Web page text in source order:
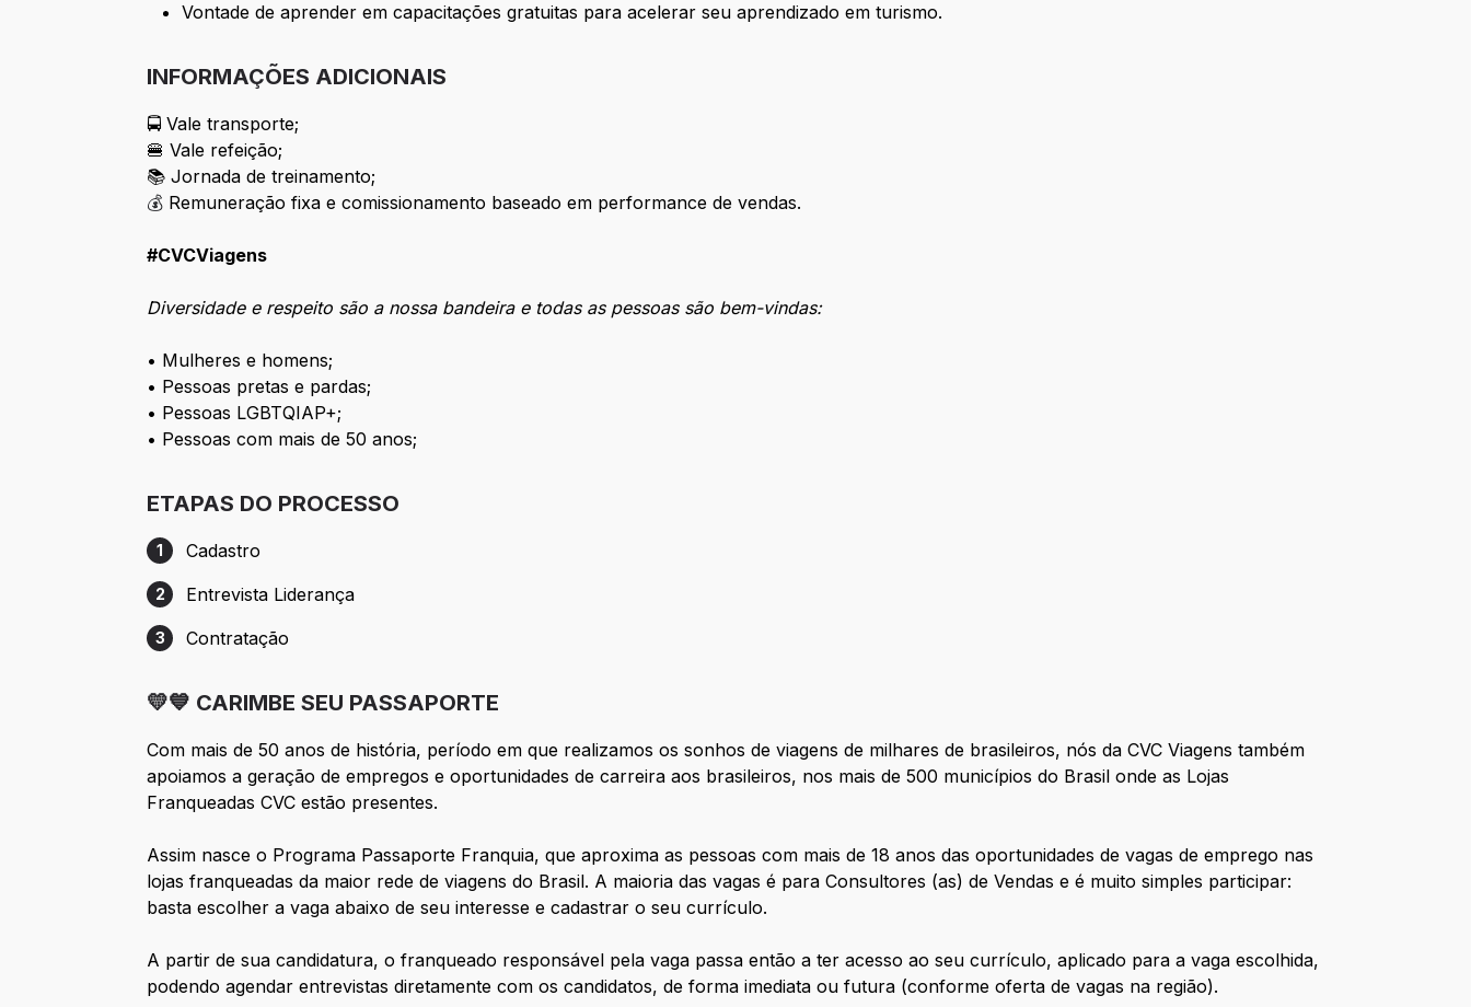
Vontade de aprender em capacitações gratuitas para acelerar seu aprendizado em turismo.
INFORMAÇÕES ADICIONAIS
🚍 Vale transporte;
🍔 Vale refeição;
📚 Jornada de treinamento;
💰 Remuneração fixa e comissionamento baseado em performance de vendas.
#CVCViagens
Diversidade e respeito são a nossa bandeira e todas as pessoas são bem-vindas:
• Mulheres e homens;
• Pessoas pretas e pardas;
• Pessoas LGBTQIAP+;
• Pessoas com mais de 50 anos;
ETAPAS DO PROCESSO
Etapa 1: Cadastro
1 Cadastro
Etapa 2: Entrevista Liderança
2 Entrevista Liderança
Etapa 3: Contratação
3 Contratação
💛💙 CARIMBE SEU PASSAPORTE
Com mais de 50 anos de história, período em que realizamos os sonhos de viagens de milhares de brasileiros, nós da CVC Viagens também
apoiamos a geração de empregos e oportunidades de carreira aos brasileiros, nos mais de 500 municípios do Brasil onde as Lojas
Franqueadas CVC estão presentes.
Assim nasce o Programa Passaporte Franquia, que aproxima as pessoas com mais de 18 anos das oportunidades de vagas de emprego nas
lojas franqueadas da maior rede de viagens do Brasil. A maioria das vagas é para Consultores (as) de Vendas e é muito simples participar:
basta escolher a vaga abaixo de seu interesse e cadastrar o seu currículo.
A partir de sua candidatura, o franqueado responsável pela vaga passa então a ter acesso ao seu currículo, aplicado para a vaga escolhida,
podendo agendar entrevistas diretamente com os candidatos, de forma imediata ou futura (conforme oferta de vagas na região).